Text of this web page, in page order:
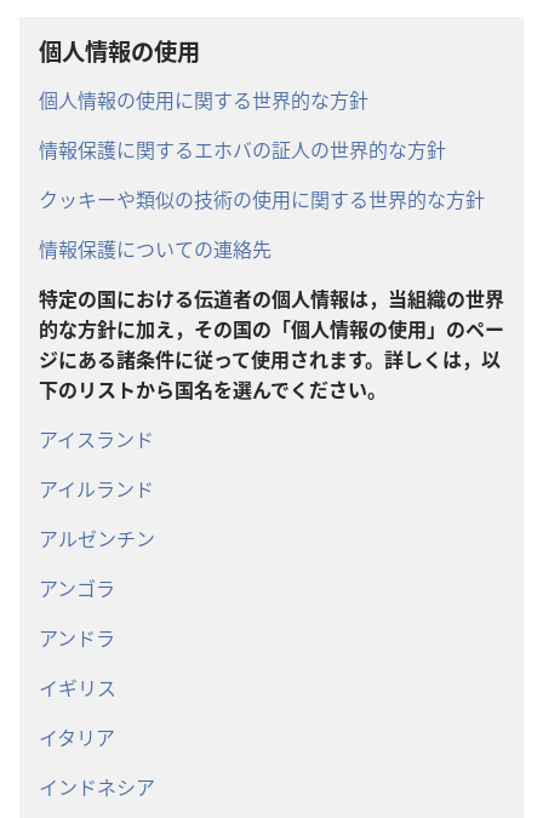
個人情報の使用
個人情報の使用に関する世界的な方針
情報保護に関するエホバの証人の世界的な方針
クッキーや類似の技術の使用に関する世界的な方針
情報保護についての連絡先
特定の国における伝道者の個人情報は，当組織の世界
的な方針に加え，その国の「個人情報の使用」のペー
ジにある諸条件に従って使用されます。詳しくは，以
下のリストから国名を選んでください。
アイスランド
アイルランド
アルゼンチン
アンゴラ
アンドラ
イギリス
イタリア
インドネシア